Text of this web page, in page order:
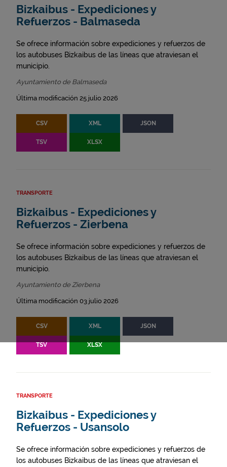
Bizkaibus - Expediciones y
Refuerzos - Balmaseda
Se ofrece información sobre expediciones y refuerzos de
los autobuses Bizkaibus de las líneas que atraviesan el
municipio.
Ayuntamiento de Balmaseda
Última modificación 25 julio 2026
CSV XML JSON
TSV XLSX
TRANSPORTE
Bizkaibus - Expediciones y
Refuerzos - Zierbena
Se ofrece información sobre expediciones y refuerzos de
los autobuses Bizkaibus de las líneas que atraviesan el
municipio.
Ayuntamiento de Zierbena
Última modificación 03 julio 2026
CSV XML JSON
TSV XLSX
TRANSPORTE
Bizkaibus - Expediciones y
Refuerzos - Usansolo
Se ofrece información sobre expediciones y refuerzos de
los autobuses Bizkaibus de las líneas que atraviesan el